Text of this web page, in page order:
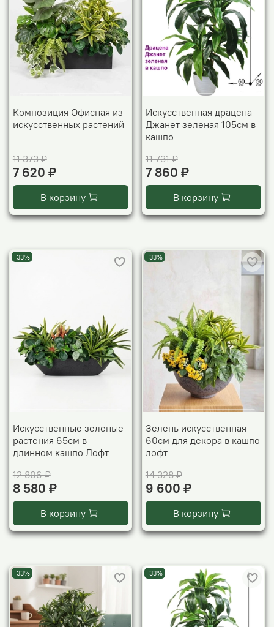
Композиция Офисная из
искусственных растений
11 373 ₽
7 620 ₽
В корзину
Искусственная драцена
Джанет зеленая 105см в
кашпо
11 731 ₽
7 860 ₽
В корзину
-33%
Искусственные зеленые
растения 65см в
длинном кашпо Лофт
12 806 ₽
8 580 ₽
В корзину
-33%
Зелень искусственная
60см для декора в кашпо
лофт
14 328 ₽
9 600 ₽
В корзину
-33% -33%